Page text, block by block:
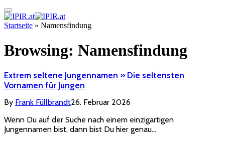
Startseite » Namensfindung
Browsing: Namensfindung
Extrem seltene Jungennamen » Die seltensten
Vornamen für Jungen
By Frank Füllbrandt26. Februar 2026
Wenn Du auf der Suche nach einem einzigartigen
Jungennamen bist, dann bist Du hier genau…